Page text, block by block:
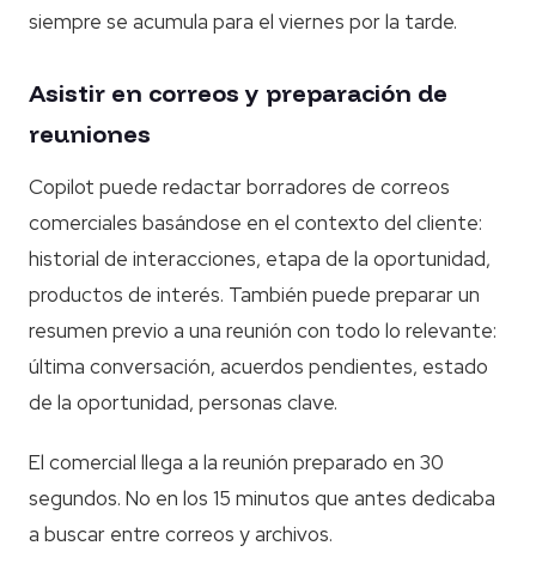
siempre se acumula para el viernes por la tarde.
Asistir en correos y preparación de
reuniones
Copilot puede redactar borradores de correos
comerciales basándose en el contexto del cliente:
historial de interacciones, etapa de la oportunidad,
productos de interés. También puede preparar un
resumen previo a una reunión con todo lo relevante:
última conversación, acuerdos pendientes, estado
de la oportunidad, personas clave.
El comercial llega a la reunión preparado en 30
segundos. No en los 15 minutos que antes dedicaba
a buscar entre correos y archivos.